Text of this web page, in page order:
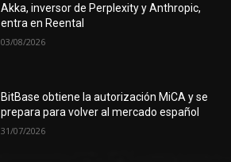
Akka, inversor de Perplexity y Anthropic,
entra en Reental
03/08/2026
BitBase obtiene la autorización MiCA y se
prepara para volver al mercado español
31/07/2026